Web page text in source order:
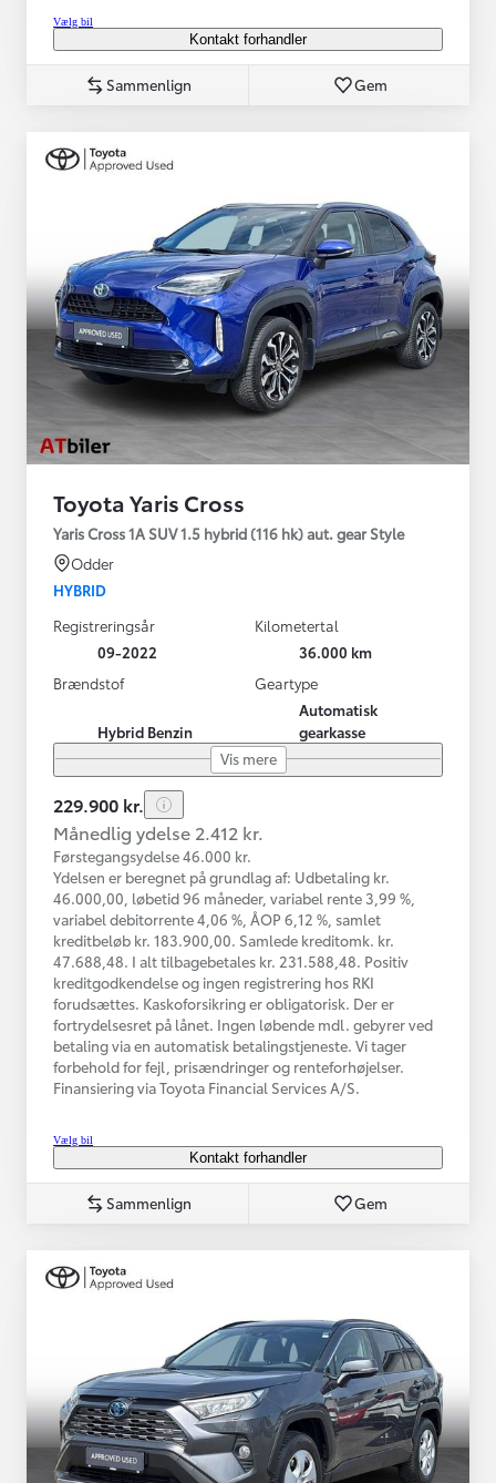
Vælg bil
Kontakt forhandler
Sammenlign Gem
Toyota Yaris Cross
Yaris Cross 1A SUV 1.5 hybrid (116 hk) aut. gear Style
Odder
HYBRID
Registreringsår
09-2022
Kilometertal
36.000 km
Brændstof
Hybrid Benzin
Geartype
Automatisk
gearkasse
Vis mere
229.900 kr.
Månedlig ydelse 2.412 kr.
Førstegangsydelse 46.000 kr.
Ydelsen er beregnet på grundlag af: Udbetaling kr.
46.000,00, løbetid 96 måneder, variabel rente 3,99 %,
variabel debitorrente 4,06 %, ÅOP 6,12 %, samlet
kreditbeløb kr. 183.900,00. Samlede kreditomk. kr.
47.688,48. I alt tilbagebetales kr. 231.588,48. Positiv
kreditgodkendelse og ingen registrering hos RKI
forudsættes. Kaskoforsikring er obligatorisk. Der er
fortrydelsesret på lånet. Ingen løbende mdl. gebyrer ved
betaling via en automatisk betalingstjeneste. Vi tager
forbehold for fejl, prisændringer og renteforhøjelser.
Finansiering via Toyota Financial Services A/S.
Vælg bil
Kontakt forhandler
Sammenlign Gem